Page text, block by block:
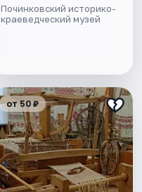
Починковский историко-
краеведческий музей
от 50 ₽